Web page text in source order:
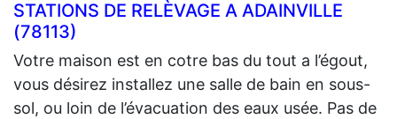
STATIONS DE RELÈVAGE A ADAINVILLE
(78113)
Votre maison est en cotre bas du tout a l’égout,
vous désirez installez une salle de bain en sous-
sol, ou loin de l’évacuation des eaux usée. Pas de